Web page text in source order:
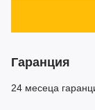
Гаранция
24 месеца